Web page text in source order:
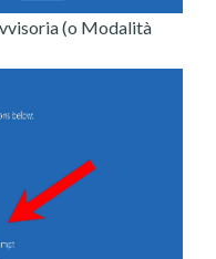
(o Modalità